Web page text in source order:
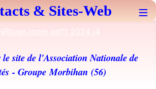
site de l'Association Nationale de
- Groupe Morbihan (56)
& Sites-Web ≡